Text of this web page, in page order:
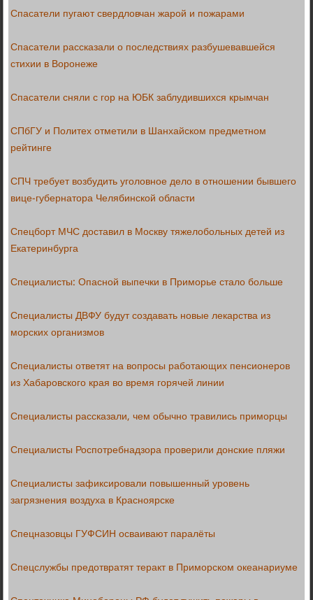
Спасатели пугают свердловчан жарой и пожарами
Спасатели рассказали о последствиях разбушевавшейся
стихии в Воронеже
Спасатели сняли с гор на ЮБК заблудившихся крымчан
СПбГУ и Политех отметили в Шанхайском предметном
рейтинге
СПЧ требует возбудить уголовное дело в отношении бывшего
вице-губернатора Челябинской области
Спецборт МЧС доставил в Москву тяжелобольных детей из
Екатеринбурга
Специалисты: Опасной выпечки в Приморье стало больше
Специалисты ДВФУ будут создавать новые лекарства из
морских организмов
Специалисты ответят на вопросы работающих пенсионеров
из Хабаровского края во время горячей линии
Специалисты рассказали, чем обычно травились приморцы
Специалисты Роспотребнадзора проверили донские пляжи
Специалисты зафиксировали повышенный уровень
загрязнения воздуха в Красноярске
Спецназовцы ГУФСИН осваивают паралёты
Спецслужбы предотвратят теракт в Приморском океанариуме